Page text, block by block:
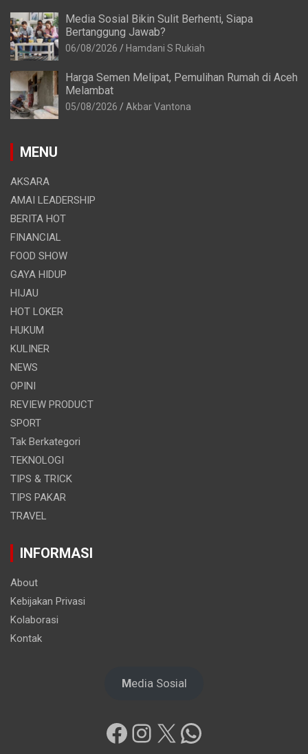
Media Sosial Bikin Sulit Berhenti, Siapa
Bertanggung Jawab?
06/08/2026 Hamdani S Rukiah
Harga Semen Melipat, Pemulihan Rumah di Aceh
Melambat
05/08/2026 Akbar Vantona
MENU
AKSARA
AMAI LEADERSHIP
BERITA HOT
FINANCIAL
FOOD SHOW
GAYA HIDUP
HIJAU
HOT LOKER
HUKUM
KULINER
NEWS
OPINI
REVIEW PRODUCT
SPORT
Tak Berkategori
TEKNOLOGI
TIPS & TRICK
TIPS PAKAR
TRAVEL
INFORMASI
About
Kebijakan Privasi
Kolaborasi
Kontak
Media Sosial
Facebook
Instagram
X WhatsApp